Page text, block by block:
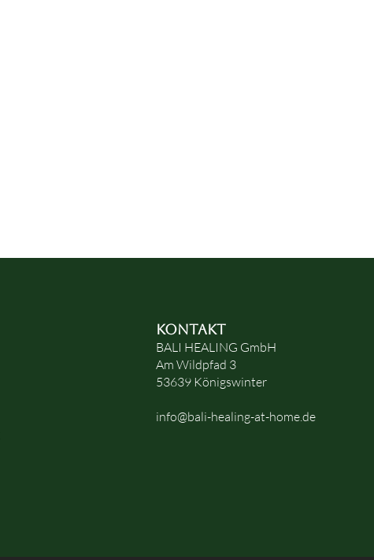
KONTAKT
BALI HEALING GmbH
Am Wildpfad 3
53639 Königswinter
info@bali-healing-at-home.de